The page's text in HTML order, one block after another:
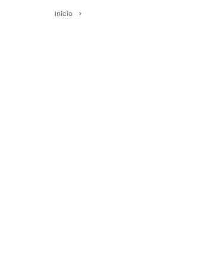
Inicio >